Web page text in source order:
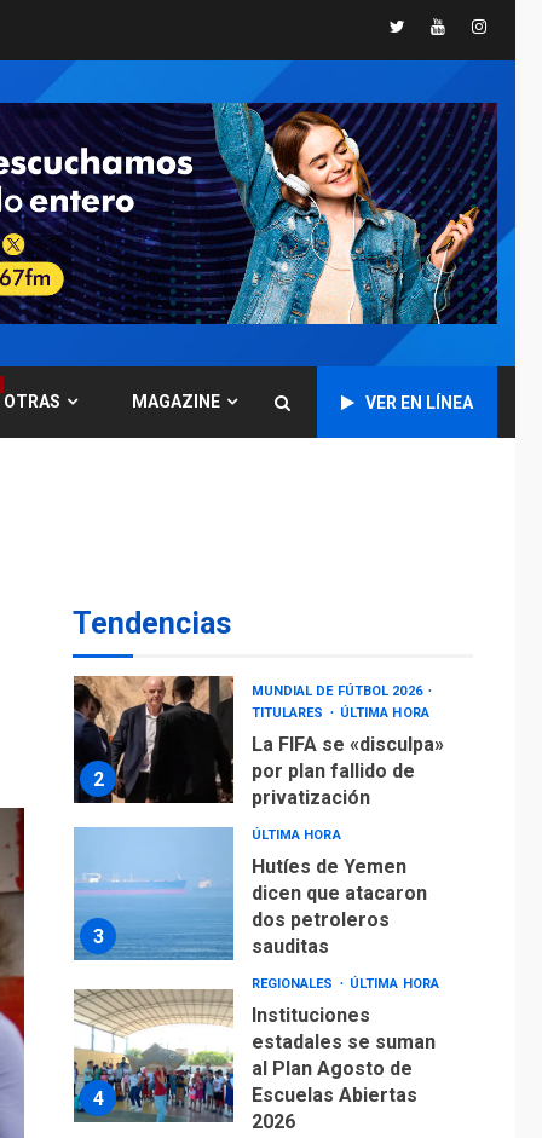
TwitterYoutube
OTRAS MAGAZINE VER EN LÍNEA
Tendencias
6
TITULARES
CNP plantea incluir
Libertad de Expresión
en agenda de
negociación con
comisión de AN 2015
7
DESTACADOS
NACIONALES
ÚLTIMA HORA
Gobierno nacional y
regional nos
respaldaron desde el
primer momento tras
asegura Gustavo
Duque
2
MUNDIAL DE FÚTBOL 2026
TITULARES
ÚLTIMA HORA
La FIFA se «disculpa»
por plan fallido de
privatización
3
ÚLTIMA HORA
Hutíes de Yemen
dicen que atacaron
dos petroleros
sauditas
4
REGIONALES ÚLTIMA HORA
Instituciones
estadales se suman
al Plan Agosto de
Escuelas Abiertas
2026